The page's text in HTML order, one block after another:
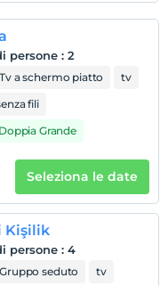
persone : 2
Tv a schermo piatto
tv
fili
Doppia Grande
Seleziona le date
Kişilik
persone : 4
Gruppo seduto
tv